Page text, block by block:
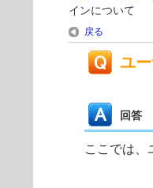
インについて
戻る
ユ
回答
ここでは、